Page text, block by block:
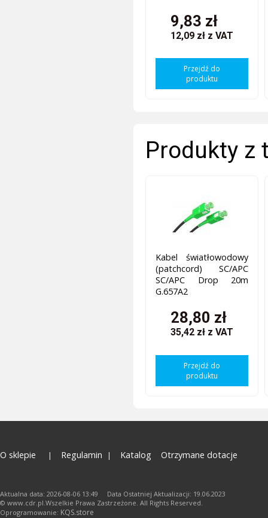
9,83 zł
12,09 zł z VAT
Przejdź do
produktu
Produkty z
Kabel światłowodowy
(patchcord) SC/APC
SC/APC Drop 20m
G.657A2
28,80 zł
35,42 zł z VAT
Przejdź do
produktu
O sklepie Regulamin Katalog Otrzymane dotacje
Aktualna data: 2026-08-06 13:49 Data Ostatniej Aktualizacji: 19.06.2023
© www.cdr.pl.Wszelkie Prawa Zastrzeżone. All Rights Reserved.
Oprogramowanie: KQS.store